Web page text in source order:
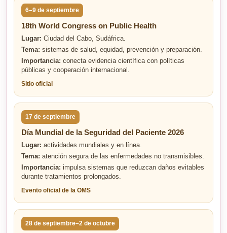
6–9 de septiembre
18th World Congress on Public Health
Lugar: Ciudad del Cabo, Sudáfrica.
Tema: sistemas de salud, equidad, prevención y preparación.
Importancia: conecta evidencia científica con políticas
públicas y cooperación internacional.
Sitio oficial
17 de septiembre
Día Mundial de la Seguridad del Paciente 2026
Lugar: actividades mundiales y en línea.
Tema: atención segura de las enfermedades no transmisibles.
Importancia: impulsa sistemas que reduzcan daños evitables
durante tratamientos prolongados.
Evento oficial de la OMS
28 de septiembre–2 de octubre